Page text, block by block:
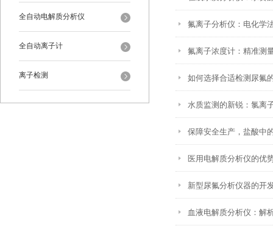
全自动电解质分析仪
全自动离子计
离子检测
氟离子分析仪：电化学
氟离子浓度计：精准测
如何选择合适检测尿氟
水质监测的新锐：氯离
保障安全生产，盐酸中
医用电解质分析仪的优
新型尿氟分析仪器的开
血液电解质分析仪：解